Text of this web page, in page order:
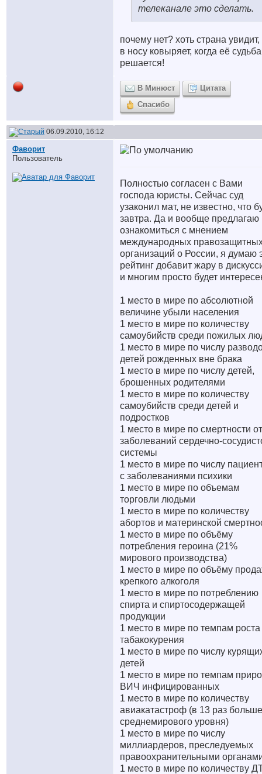
телеканале это сделать.
почему нет? хоть страна увидит,
в носу ковыряет, когда её судьба
решается!
В Минюст
Цитата
Спасибо
06.09.2010, 16:12
Фаворит
Пользователь
Полностью согласен с Вами
господа юристы. Сейчас суд
узаконил мат, не известно, что
завтра. Да и вообще предлагаю
ознакомиться с мнением
международных
организаций о России, я думаю
рейтинг добавит жару в
и многим просто будет
1 место в мире по абсолютной
величине убыли населения
1 место в мире по количеству
самоубийств среди пожилых
1 место в мире по числу
детей рожденных вне брака
1 место в мире по числу детей,
брошенных родителями
1 место в мире по количеству
самоубийств среди детей и
подростков
1 место в мире по смертности от
заболеваний сердечно-
системы
1 место в мире по числу
с заболеваниями психики
1 место в мире по объемам
торговли людьми
1 место в мире по количеству
абортов и материнской
1 место в мире по объёму
потребления героина (21%
мирового производства)
1 место в мире по объёму
крепкого алкоголя
1 место в мире по потреблению
спирта и спиртосодержащей
продукции
1 место в мире по темпам роста
табакокурения
1 место в мире по числу
детей
1 место в мире по темпам
ВИЧ инфицированных
1 место в мире по количеству
авиакатастроф (в 13 раз больше
среднемирового уровня)
1 место в мире по числу
миллиардеров, преследуемых
правоохранительными
1 место в мире по количеству